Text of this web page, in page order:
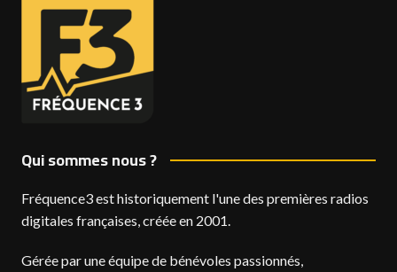
Qui sommes nous ?
Fréquence3 est historiquement l'une des premières radios
digitales françaises, créée en 2001.
Gérée par une équipe de bénévoles passionnés,